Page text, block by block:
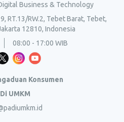
Business & Technology
RT.13/RW.2, Tebet Barat, Tebet,
12810, Indonesia
08:00 - 17:00 WIB
Konsumen
UMKM